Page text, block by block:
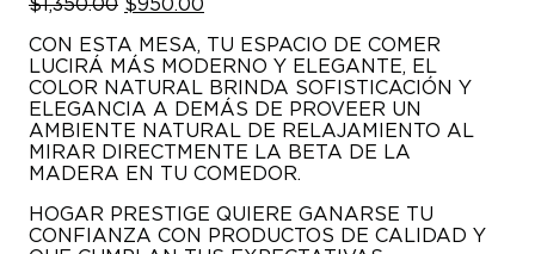
ORIGINAL
ERA:
$1,350.00.
ACTUAL
ES:
$950.00.
CON ESTA MESA, TU ESPACIO DE COMER
LUCIRÁ MÁS MODERNO Y ELEGANTE, EL
COLOR NATURAL BRINDA SOFISTICACIÓN Y
ELEGANCIA A DEMÁS DE PROVEER UN
AMBIENTE NATURAL DE RELAJAMIENTO AL
MIRAR DIRECTMENTE LA BETA DE LA
MADERA EN TU COMEDOR.
HOGAR PRESTIGE QUIERE GANARSE TU
CONFIANZA CON PRODUCTOS DE CALIDAD Y